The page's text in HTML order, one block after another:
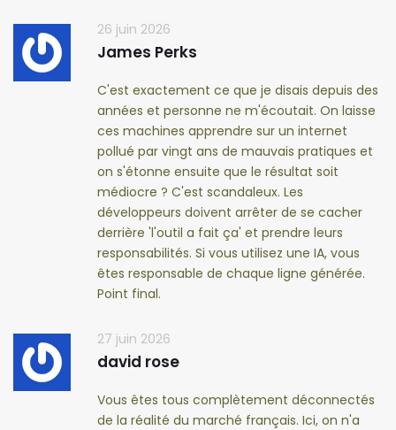
26 juin 2026
James Perks
C'est exactement ce que je disais depuis des
années et personne ne m'écoutait. On laisse
ces machines apprendre sur un internet
pollué par vingt ans de mauvais pratiques et
on s'étonne ensuite que le résultat soit
médiocre ? C'est scandaleux. Les
développeurs doivent arrêter de se cacher
derrière 'l'outil a fait ça' et prendre leurs
responsabilités. Si vous utilisez une IA, vous
êtes responsable de chaque ligne générée.
Point final.
27 juin 2026
david rose
Vous êtes tous complètement déconnectés
de la réalité du marché français. Ici, on n'a